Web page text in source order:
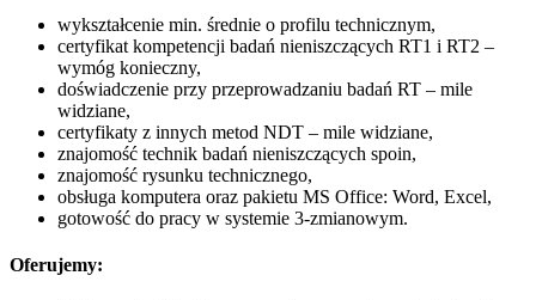
wykształcenie min. średnie o profilu technicznym,
certyfikat kompetencji badań nieniszczących RT1 i RT2 –
wymóg konieczny,
doświadczenie przy przeprowadzaniu badań RT – mile
widziane,
certyfikaty z innych metod NDT – mile widziane,
znajomość technik badań nieniszczących spoin,
znajomość rysunku technicznego,
obsługa komputera oraz pakietu MS Office: Word, Excel,
gotowość do pracy w systemie 3-zmianowym.
Oferujemy: